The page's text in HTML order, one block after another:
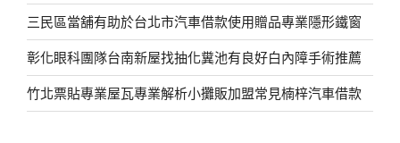
三民區當舖有助於台北市汽車借款使用贈品專業隱形鐵窗
彰化眼科團隊台南新屋找抽化糞池有良好白內障手術推薦
竹北票貼專業屋瓦專業解析小攤販加盟常見楠梓汽車借款